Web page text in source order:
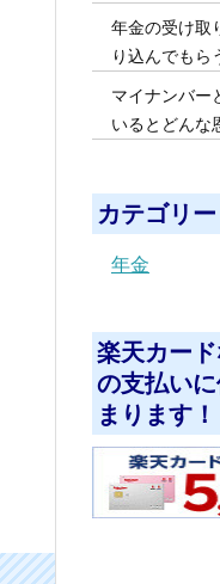
年金の受け取
り込んでもら
マイナンバー
いるとどんな
カテゴリー
年金
楽天カー
の支払い
まります！